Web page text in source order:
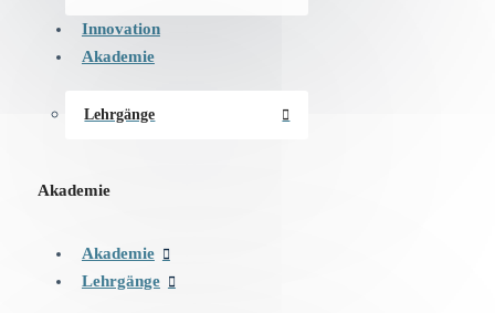
Innovation
Akademie
Lehrgänge
Akademie
Akademie
Lehrgänge